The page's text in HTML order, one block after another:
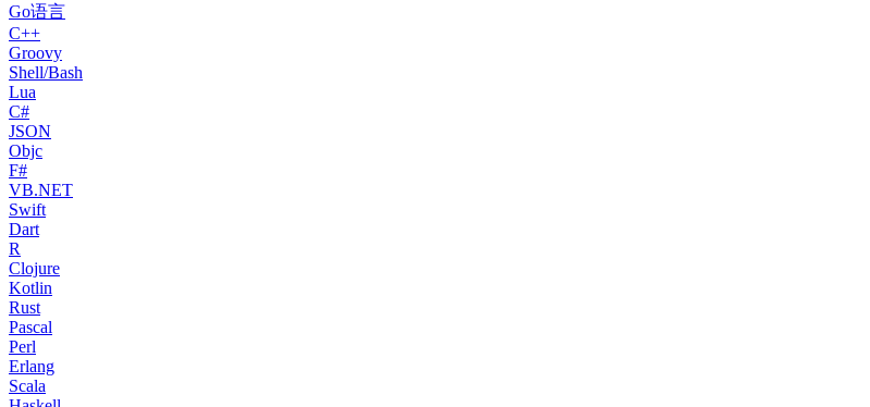
Go语言
C++
Groovy
Shell/Bash
Lua
C#
JSON
Objc
F#
VB.NET
Swift
Dart
R
Clojure
Kotlin
Rust
Pascal
Perl
Erlang
Scala